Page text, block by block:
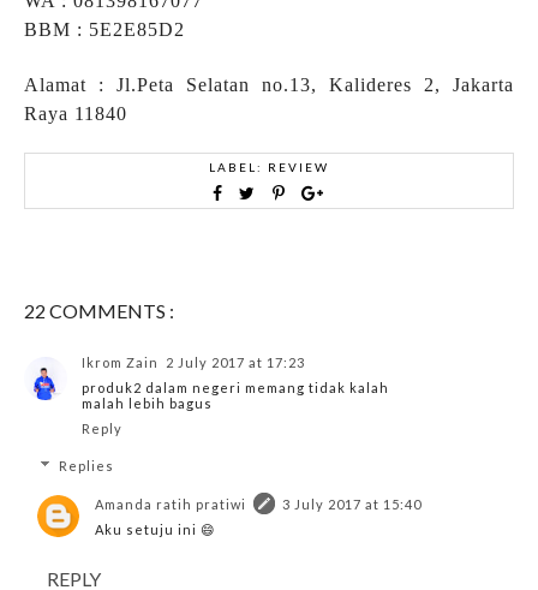
BBM : 5E2E85D2
Alamat : Jl.Peta Selatan no.13, Kalideres 2, Jakarta
Raya 11840
LABEL: REVIEW
22 COMMENTS :
Ikrom Zain
2 July 2017 at 17:23
produk2 dalam negeri memang tidak kalah
malah lebih bagus
Reply
Replies
Amanda ratih pratiwi
3 July 2017 at 15:40
Aku setuju ini 😄
REPLY